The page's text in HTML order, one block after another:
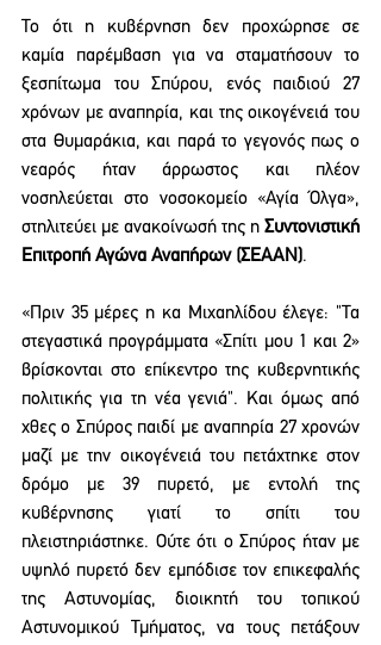
Το ότι η κυβέρνηση δεν προχώρησε σε
καμία παρέμβαση για να σταματήσουν το
ξεσπίτωμα του Σπύρου, ενός παιδιού 27
χρόνων με αναπηρία, και της οικογένειά του
στα Θυμαράκια, και παρά το γεγονός πως ο
νεαρός ήταν άρρωστος και πλέον
νοσηλεύεται στο νοσοκομείο «Αγία Όλγα»,
στηλιτεύει με ανακοίνωσή της η Συντονιστική
Επιτροπή Αγώνα Αναπήρων (ΣΕΑΑΝ).
«Πριν 35 μέρες η κα Μιχαηλίδου έλεγε: "Τα
στεγαστικά προγράμματα «Σπίτι μου 1 και 2»
βρίσκονται στο επίκεντρο της κυβερνητικής
πολιτικής για τη νέα γενιά". Και όμως από
χθες ο Σπύρος παιδί με αναπηρία 27 χρονών
μαζί με την οικογένειά του πετάχτηκε στον
δρόμο με 39 πυρετό, με εντολή της
κυβέρνησης γιατί το σπίτι του
πλειστηριάστηκε. Ούτε ότι ο Σπύρος ήταν με
υψηλό πυρετό δεν εμπόδισε τον επικεφαλής
της Αστυνομίας, διοικητή του τοπικού
Αστυνομικού Τμήματος, να τους πετάξουν